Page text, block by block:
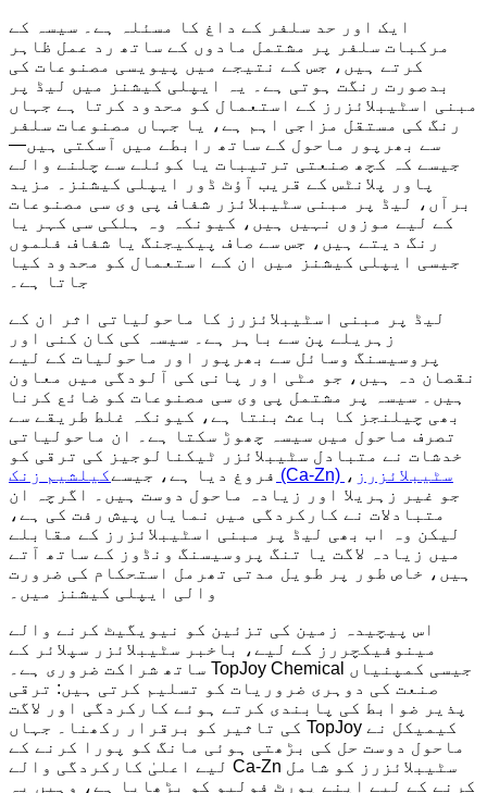
ایک اور حد سلفر کے داغ کا مسئلہ ہے۔ سیسہ کے
مرکبات سلفر پر مشتمل مادوں کے ساتھ رد عمل ظاہر
کرتے ہیں، جس کے نتیجے میں پیویسی مصنوعات کی
بدصورت رنگت ہوتی ہے۔ یہ ایپلی کیشنز میں لیڈ پر
مبنی اسٹیبلائزرز کے استعمال کو محدود کرتا ہے جہاں
رنگ کی مستقل مزاجی اہم ہے، یا جہاں مصنوعات سلفر
سے بھرپور ماحول کے ساتھ رابطے میں آسکتی ہیں—
جیسے کہ کچھ صنعتی ترتیبات یا کوئلے سے چلنے والے
پاور پلانٹس کے قریب آؤٹ ڈور ایپلی کیشنز۔ مزید
برآں، لیڈ پر مبنی سٹیبلائزر شفاف پی وی سی مصنوعات
کے لیے موزوں نہیں ہیں، کیونکہ وہ ہلکی سی کہر یا
رنگ دیتے ہیں، جس سے صاف پیکیجنگ یا شفاف فلموں
جیسی ایپلی کیشنز میں ان کے استعمال کو محدود کیا
جاتا ہے۔
لیڈ پر مبنی اسٹیبلائزرز کا ماحولیاتی اثر ان کے
زہریلے پن سے باہر ہے۔ سیسہ کی کان کنی اور
پروسیسنگ وسائل سے بھرپور اور ماحولیات کے لیے
نقصان دہ ہیں، جو مٹی اور پانی کی آلودگی میں معاون
ہیں۔ سیسہ پر مشتمل پی وی سی مصنوعات کو ضائع کرنا
بھی چیلنجز کا باعث بنتا ہے، کیونکہ غلط طریقے سے
تصرف ماحول میں سیسہ چھوڑ سکتا ہے۔ ان ماحولیاتی
خدشات نے متبادل سٹیبلائزر ٹیکنالوجیز کی ترقی کو
فروغ دیا ہے، جیسے
کیلشیم زنک (Ca-Zn) سٹیبلائزرز ،
جو غیر زہریلا اور زیادہ ماحول دوست ہیں۔ اگرچہ ان
متبادلات نے کارکردگی میں نمایاں پیش رفت کی ہے،
لیکن وہ اب بھی لیڈ پر مبنی اسٹیبلائزرز کے مقابلے
میں زیادہ لاگت یا تنگ پروسیسنگ ونڈوز کے ساتھ آتے
ہیں، خاص طور پر طویل مدتی تھرمل استحکام کی ضرورت
والی ایپلی کیشنز میں۔
اس پیچیدہ زمین کی تزئین کو نیویگیٹ کرنے والے
مینوفیکچررز کے لیے، باخبر سٹیبلائزر سپلائر کے
ساتھ شراکت ضروری ہے۔ TopJoy Chemical جیسی کمپنیاں
صنعت کی دوہری ضروریات کو تسلیم کرتی ہیں: ترقی
پذیر ضوابط کی پابندی کرتے ہوئے کارکردگی اور لاگت
کی تاثیر کو برقرار رکھنا۔ جہاں TopJoy کیمیکل نے
ماحول دوست حل کی بڑھتی ہوئی مانگ کو پورا کرنے کے
لیے اعلیٰ کارکردگی والے Ca-Zn سٹیبلائزرز کو شامل
کرنے کے لیے اپنے پورٹ فولیو کو بڑھایا ہے، وہیں یہ